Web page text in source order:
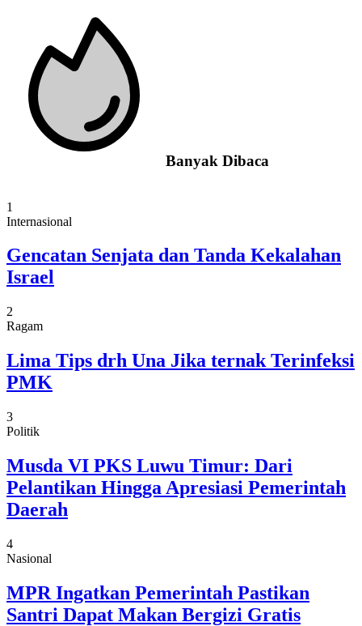
Banyak Dibaca
1
Internasional
Gencatan Senjata dan Tanda Kekalahan
Israel
2
Ragam
Lima Tips drh Una Jika ternak Terinfeksi
PMK
3
Politik
Musda VI PKS Luwu Timur: Dari
Pelantikan Hingga Apresiasi Pemerintah
Daerah
4
Nasional
MPR Ingatkan Pemerintah Pastikan
Santri Dapat Makan Bergizi Gratis